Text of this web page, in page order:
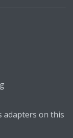
adapters on this